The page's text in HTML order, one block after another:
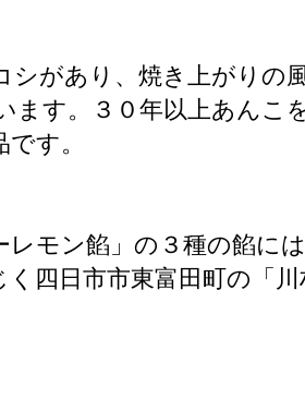
があり、焼き上がりの
す。３０年以上あんこ
す。
モン餡」の３種の餡に
四日市市東富田町の「